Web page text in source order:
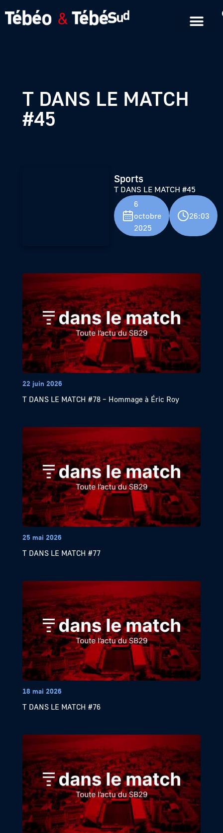
T DANS LE MATCH
#45
Sports
T DANS LE MATCH #45
6
octobre
2025
26:03
22 juin 2026
T DANS LE MATCH #78 – Hommage à Éric Roy
25 mai 2026
T DANS LE MATCH #77
18 mai 2026
T DANS LE MATCH #76